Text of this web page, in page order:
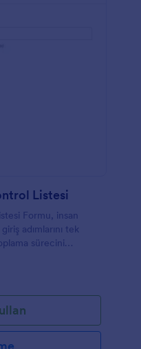
Listesi
Formu, insan
adımlarını tek
sürecini
olur.